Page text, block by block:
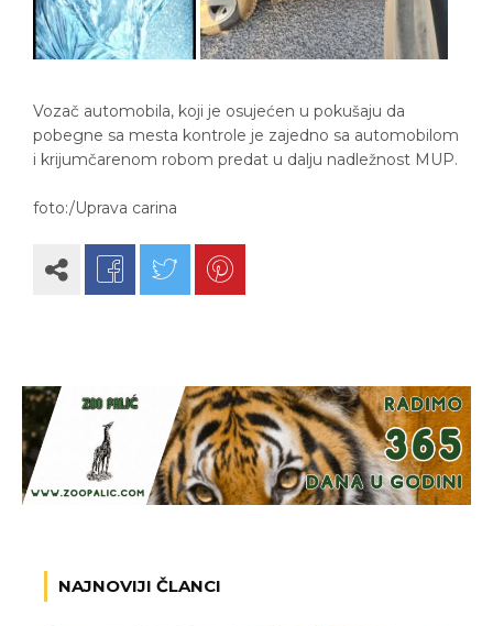
Vozač automobila, koji je osujećen u pokušaju da
pobegne sa mesta kontrole je zajedno sa automobilom
i krijumčarenom robom predat u dalju nadležnost MUP.
foto:/Uprava carina
NAJNOVIJI ČLANCI